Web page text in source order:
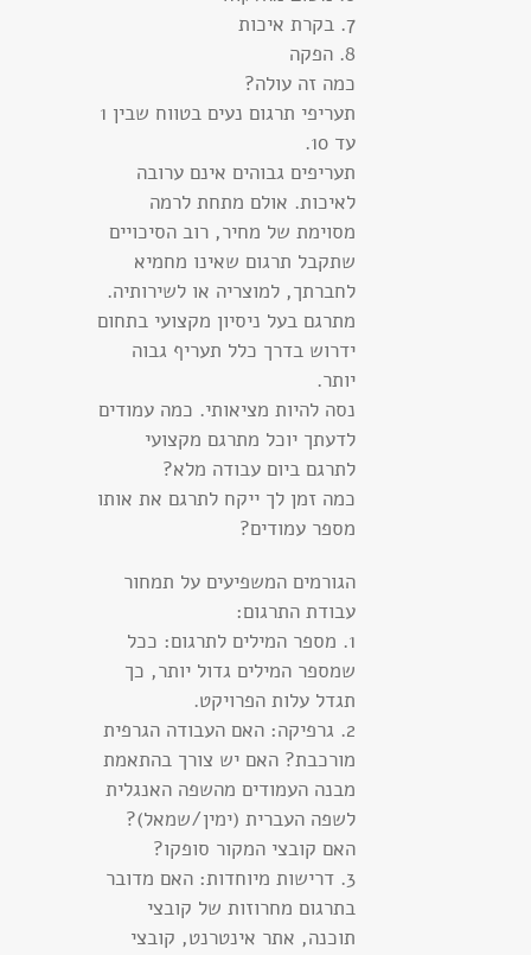
7. בקרת איכות
8. הפקה
כמה זה עולה?
תעריפי תרגום נעים בטווח שבין 1
עד 10.
תעריפים גבוהים אינם ערובה
לאיכות. אולם מתחת לרמה
מסוימת של מחיר, רוב הסיכויים
שתקבל תרגום שאינו מחמיא
לחברתך, למוצריה או לשירותיה.
מתרגם בעל ניסיון מקצועי בתחום
ידרוש בדרך כלל תעריף גבוה
יותר.
נסה להיות מציאותי. כמה עמודים
לדעתך יוכל מתרגם מקצועי
לתרגם ביום עבודה מלא?
כמה זמן לך ייקח לתרגם את אותו
מספר עמודים?
הגורמים המשפיעים על תמחור
עבודת התרגום:
1. מספר המילים לתרגום: ככל
שמספר המילים גדול יותר, כך
תגדל עלות הפרויקט.
2. גרפיקה: האם העבודה הגרפית
מורכבת? האם יש צורך בהתאמת
מבנה העמודים מהשפה האנגלית
לשפה העברית (ימין/שמאל)?
האם קובצי המקור סופקו?
3. דרישות מיוחדות: האם מדובר
בתרגום מחרוזות של קובצי
תוכנה, אתר אינטרנט, קובצי